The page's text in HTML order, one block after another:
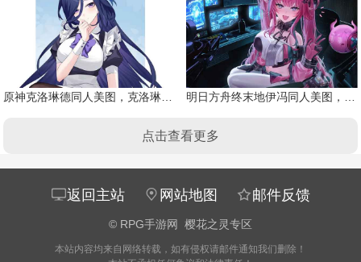
原神克洛琳德同人美图，克洛琳德战败会怎样 明日方舟终末地伊冯同人美图，粉毛恶魔伊冯
点击查看更多
返回主站 网站地图 邮件反馈
© RPG手游网 樱花之灵专区
本站内容均来自网络转载，如有侵权请邮件通知我们删除！